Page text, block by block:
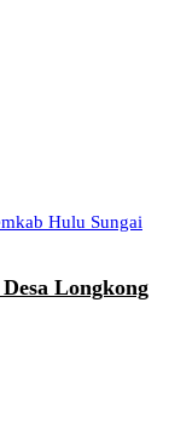
Hulu Sungai
Longkong